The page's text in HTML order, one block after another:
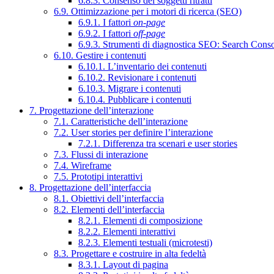
6.9. Ottimizzazione per i motori di ricerca (SEO)
6.9.1. I fattori on-page
6.9.2. I fattori off-page
6.9.3. Strumenti di diagnostica SEO: Search
6.10. Gestire i contenuti
6.10.1. L’inventario dei contenuti
6.10.2. Revisionare i contenuti
6.10.3. Migrare i contenuti
6.10.4. Pubblicare i contenuti
7. Progettazione dell’interazione
7.1. Caratteristiche dell’interazione
7.2. User stories per definire l’interazione
7.2.1. Differenza tra scenari e user stories
7.3. Flussi di interazione
7.4. Wireframe
7.5. Prototipi interattivi
8. Progettazione dell’interfaccia
8.1. Obiettivi dell’interfaccia
8.2. Elementi dell’interfaccia
8.2.1. Elementi di composizione
8.2.2. Elementi interattivi
8.2.3. Elementi testuali (microtesti)
8.3. Progettare e costruire in alta fedeltà
8.3.1. Layout di pagina